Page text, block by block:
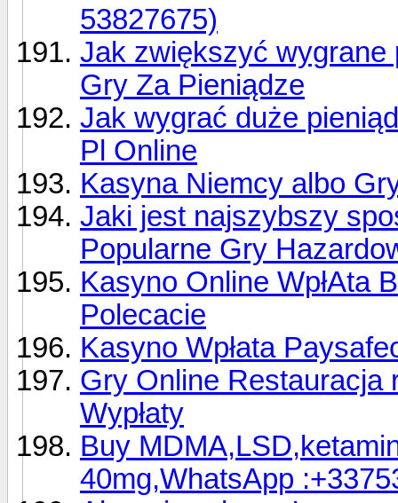
53827675)
Jak zwiększyć wygrane
Gry Za Pieniądze
Jak wygrać duże
Pl Online
Kasyna Niemcy albo
Jaki jest najszybszy
Popularne Gry
Kasyno Online WpłAta
Polecacie
Kasyno Wpłata
Gry Online Restauracja
Wypłaty
Buy
40mg,WhatsApp